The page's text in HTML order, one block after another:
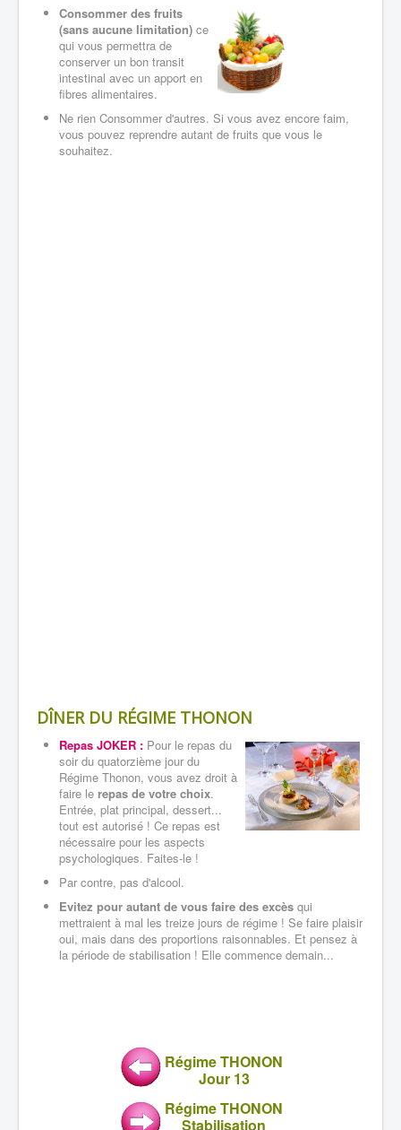
Consommer des fruits
(sans aucune limitation) ce
qui vous permettra de
conserver un bon transit
intestinal avec un apport en
fibres alimentaires.
Ne rien Consommer d'autres. Si vous avez encore faim,
vous pouvez reprendre autant de fruits que vous le
souhaitez.
DÎNER DU RÉGIME THONON
Repas JOKER : Pour le repas du
soir du quatorzième jour du
Régime Thonon, vous avez droit à
faire le repas de votre choix.
Entrée, plat principal, dessert...
tout est autorisé ! Ce repas est
nécessaire pour les aspects
psychologiques. Faites-le !
Par contre, pas d'alcool.
Evitez pour autant de vous faire des excès qui
mettraient à mal les treize jours de régime ! Se faire plaisir
oui, mais dans des proportions raisonnables. Et pensez à
la période de stabilisation ! Elle commence demain...
Régime THONON
Jour 13
Régime THONON
Stabilisation